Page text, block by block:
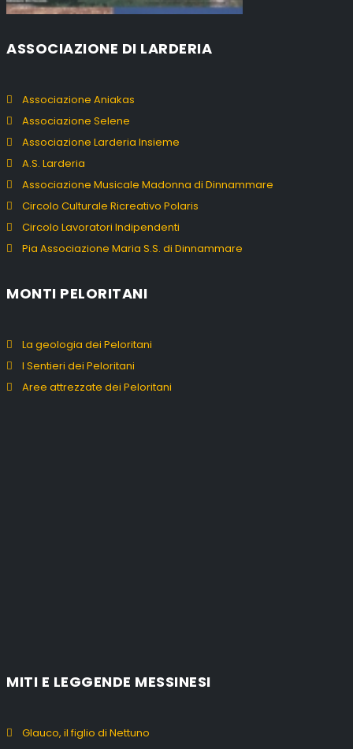
ASSOCIAZIONE DI LARDERIA
Associazione Aniakas
Associazione Selene
Associazione Larderia Insieme
A.S. Larderia
Associazione Musicale Madonna di Dinnammare
Circolo Culturale Ricreativo Polaris
Circolo Lavoratori Indipendenti
Pia Associazione Maria S.S. di Dinnammare
MONTI PELORITANI
La geologia dei Peloritani
I Sentieri dei Peloritani
Aree attrezzate dei Peloritani
MITI E LEGGENDE MESSINESI
Glauco, il figlio di Nettuno